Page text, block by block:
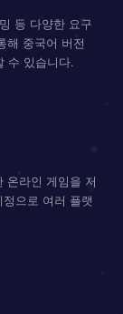
등 다양한 요구
해 중국어 버전
수 있습니다.
온라인 게임을 저
으로 여러 플랫